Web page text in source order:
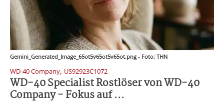
Gemini_Generated_Image_65ot5v65ot5v65ot.png - Foto: THN
WD-40 Company, US92923C1072
WD-40 Specialist Rostlöser von WD-40
Company - Fokus auf ...